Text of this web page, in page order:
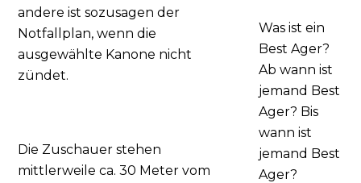
andere ist sozusagen der
Notfallplan, wenn die
ausgewählte Kanone nicht
zündet.
Die Zuschauer stehen
mittlerweile ca. 30 Meter vom
Was ist ein
Best Ager?
Ab wann ist
jemand Best
Ager? Bis
wann ist
jemand Best
Ager?